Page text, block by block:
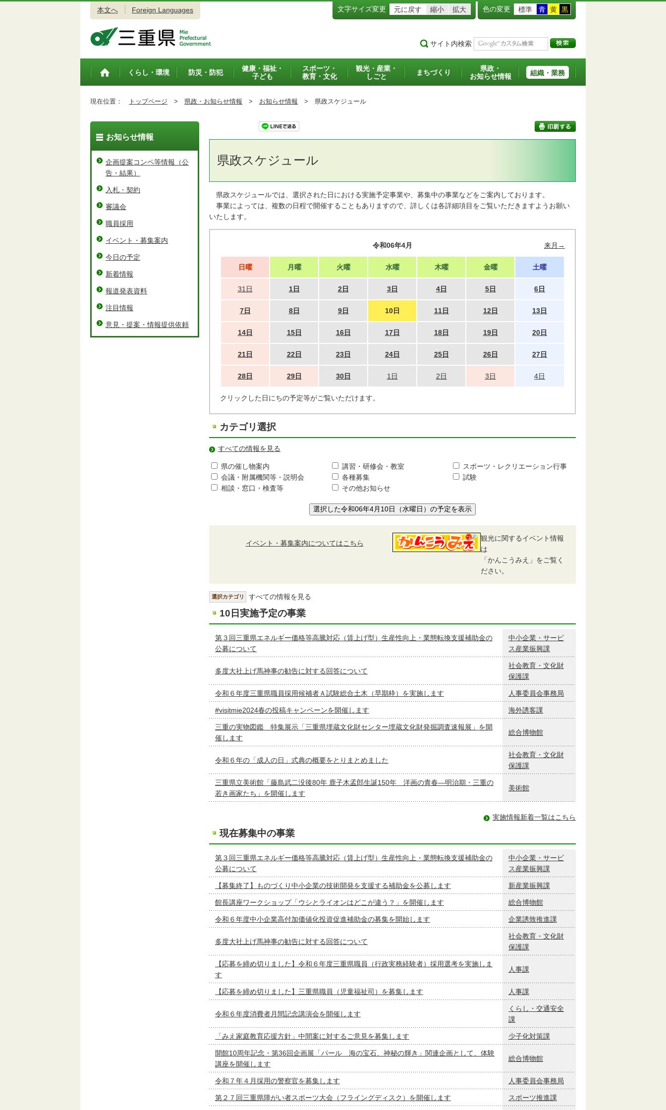
本文へ Foreign Languages 文字サイズ変更 元に戻す 縮小 拡大 色の変更 標準 青 黄 黒
サイト内検索
トップペ
くらし・環境 防災・防犯
健康・福祉・
子ども
スポーツ・
教育・文化
観光・産業・
しごと
まちづくり
県政・
お知らせ情報
組織・業務
現在位置： トップページ > 県政・お知らせ情報 > お知らせ情報 > 県政スケジュール
県政スケジュール
県政スケジュールでは、選択された日における実施予定事業や、募集中の事業などをご案内しております。
事業によっては、複数の日程で開催することもありますので、詳しくは各詳細項目をご覧いただきますようお願い
いたします。
令和06年4月 来月→
日曜 月曜 火曜 水曜 木曜 金曜 土曜
31日 1日 2日 3日 4日 5日 6日
7日 8日 9日 10日 11日 12日 13日
14日 15日 16日 17日 18日 19日 20日
21日 22日 23日 24日 25日 26日 27日
28日 29日 30日 1日 2日 3日 4日
クリックした日にちの予定等がご覧いただけます。
カテゴリ選択
すべての情報を見る
県の催し物案内 講習・研修会・教室
スポーツ・レクリエーション行事
会議・附属機関等・説明会
各種募集
試験
相談・窓口・検査等
その他お知らせ
選択した令和06年4月10日（水曜日）の予定を表示
イベント・募集案内についてはこちら
観光に関するイベント情報
は
「かんこうみえ」をご覧く
ださい。
選択カテゴリ すべての情報を見る
10日実施予定の事業
第３回三重県エネルギー価格等高騰対応（賃上げ型）生産性向上・業態転換支援補助金の
公募について
中小企業・サービ
ス産業振興課
多度大社上げ馬神事の勧告に対する回答について
社会教育・文化財
保護課
令和６年度三重県職員採用候補者Ａ試験総合土木（早期枠）を実施します 人事委員会事務局
#visitmie2024春の投稿キャンペーンを開催します 海外誘客課
三重の実物図鑑 特集展示「三重県埋蔵文化財センター埋蔵文化財発掘調査速報展」を開
催します
総合博物館
令和６年の「成人の日」式典の概要をとりまとめました
社会教育・文化財
保護課
三重県立美術館「藤島武二没後80年 鹿子木孟郎生誕150年 洋画の青春―明治期・三重の
若き画家たち」を開催します
美術館
実施情報新着一覧はこちら
現在募集中の事業
第３回三重県エネルギー価格等高騰対応（賃上げ型）生産性向上・業態転換支援補助金の
公募について
中小企業・サービ
ス産業振興課
【募集終了】ものづくり中小企業の技術開発を支援する補助金を公募します 新産業振興課
館長講座ワークショップ「ウシとライオンはどこが違う？」を開催します 総合博物館
令和６年度中小企業高付加価値化投資促進補助金の募集を開始します 企業誘致推進課
多度大社上げ馬神事の勧告に対する回答について
社会教育・文化財
保護課
【応募を締め切りました】令和６年度三重県職員（行政実務経験者）採用選考を実施しま
す
人事課
【応募を締め切りました】三重県職員（児童福祉司）を募集します 人事課
令和６年度消費者月間記念講演会を開催します
くらし・交通安全
課
「みえ家庭教育応援方針」中間案に対するご意見を募集します 少子化対策課
開館10周年記念・第36回企画展「パール 海の宝石、神秘の輝き」関連企画として、体験
講座を開催します
総合博物館
令和７年４月採用の警察官を募集します 人事委員会事務局
第２７回三重県障がい者スポーツ大会（フライングディスク）を開催します スポーツ推進課
お知らせ情報
企画提案コンペ等情報（公
告・結果）
入札・契約
審議会
職員採用
イベント・募集案内
今日の予定
新着情報
報道発表資料
注目情報
意見・提案・情報提供依頼